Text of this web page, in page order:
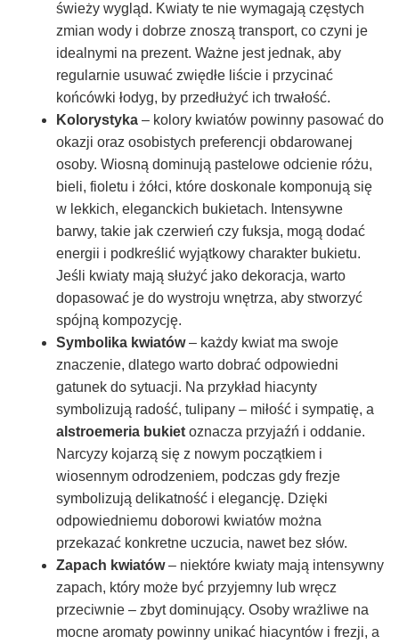
świeży wygląd. Kwiaty te nie wymagają częstych
zmian wody i dobrze znoszą transport, co czyni je
idealnymi na prezent. Ważne jest jednak, aby
regularnie usuwać zwiędłe liście i przycinać
końcówki łodyg, by przedłużyć ich trwałość.
Kolorystyka – kolory kwiatów powinny pasować do
okazji oraz osobistych preferencji obdarowanej
osoby. Wiosną dominują pastelowe odcienie różu,
bieli, fioletu i żółci, które doskonale komponują się
w lekkich, eleganckich bukietach. Intensywne
barwy, takie jak czerwień czy fuksja, mogą dodać
energii i podkreślić wyjątkowy charakter bukietu.
Jeśli kwiaty mają służyć jako dekoracja, warto
dopasować je do wystroju wnętrza, aby stworzyć
spójną kompozycję.
Symbolika kwiatów– każdy kwiat ma swoje
znaczenie, dlatego warto dobrać odpowiedni
gatunek do sytuacji. Na przykład hiacynty
symbolizują radość, tulipany – miłość i sympatię, a
alstroemeria bukiet oznacza przyjaźń i oddanie.
Narcyzy kojarzą się z nowym początkiem i
wiosennym odrodzeniem, podczas gdy frezje
symbolizują delikatność i elegancję. Dzięki
odpowiedniemu doborowi kwiatów można
przekazać konkretne uczucia, nawet bez słów.
Zapach kwiatów– niektóre kwiaty mają intensywny
zapach, który może być przyjemny lub wręcz
przeciwnie – zbyt dominujący. Osoby wrażliwe na
mocne aromaty powinny unikać hiacyntów i frezji, a